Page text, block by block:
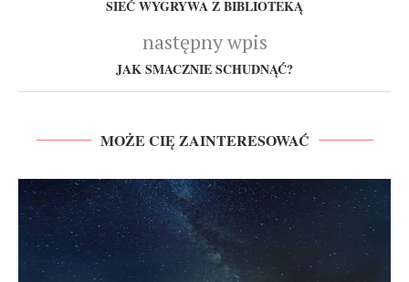
SIEĆ WYGRYWA Z BIBLIOTEKĄ
następny wpis
JAK SMACZNIE SCHUDNĄĆ?
MOŻE CIĘ ZAINTERESOWAĆ